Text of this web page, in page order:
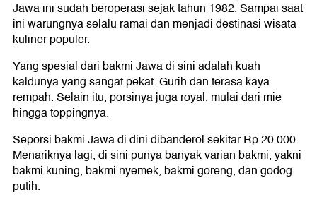
Jawa ini sudah beroperasi sejak tahun 1982. Sampai saat
ini warungnya selalu ramai dan menjadi destinasi wisata
kuliner populer.
Yang spesial dari bakmi Jawa di sini adalah kuah
kaldunya yang sangat pekat. Gurih dan terasa kaya
rempah. Selain itu, porsinya juga royal, mulai dari mie
hingga toppingnya.
Seporsi bakmi Jawa di dini dibanderol sekitar Rp 20.000.
Menariknya lagi, di sini punya banyak varian bakmi, yakni
bakmi kuning, bakmi nyemek, bakmi goreng, dan godog
putih.